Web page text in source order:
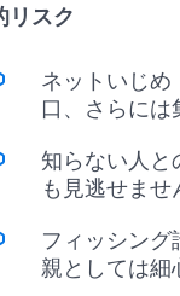
リスク
ネットいじ
口、さらに
知らない人と
も見逃せませ
フィッシング
親としては細